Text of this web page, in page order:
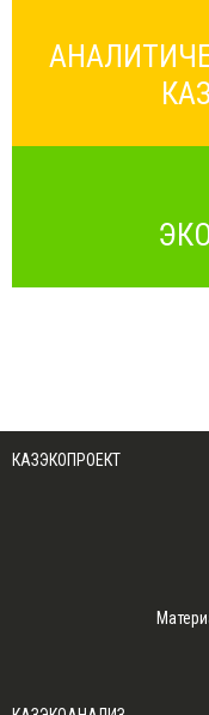
КАЗЭКОПРОЕКТ